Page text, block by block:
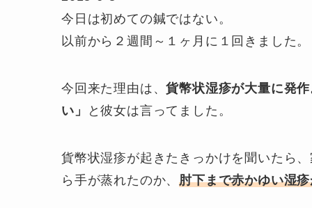
今日は初めての鍼ではない。
以前から２週間～１ヶ月に１回きました。
今回来た理由は、貨幣状湿疹が大量に発
い」
と彼女は言ってました。
貨幣状湿疹が起きたきっかけを聞いたら
ら手が蒸れたのか、肘下まで赤かゆい湿